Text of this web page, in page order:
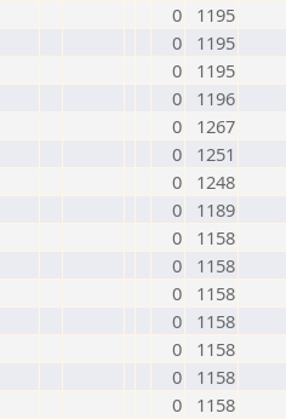
0
1195
0
1195
0
1195
0
1196
0
1267
0
1251
0
1248
0
1189
0
1158
0
1158
0
1158
0
1158
0
1158
0
1158
0
1158